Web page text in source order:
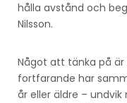
hålla avstånd och
Nilsson.
Något att tänka på
fortfarande har
år eller äldre – undvik